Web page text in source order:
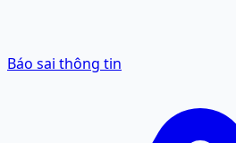
Báo sai thông tin